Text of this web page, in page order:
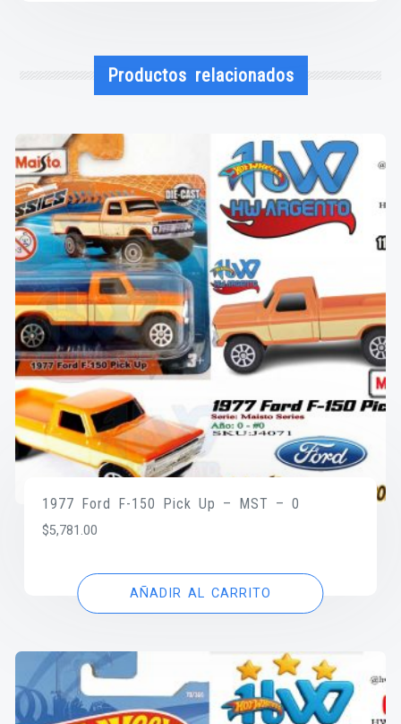
Productos relacionados
1977 Ford F-150 Pick Up – MST – 0
$5,781.00
AÑADIR AL CARRITO